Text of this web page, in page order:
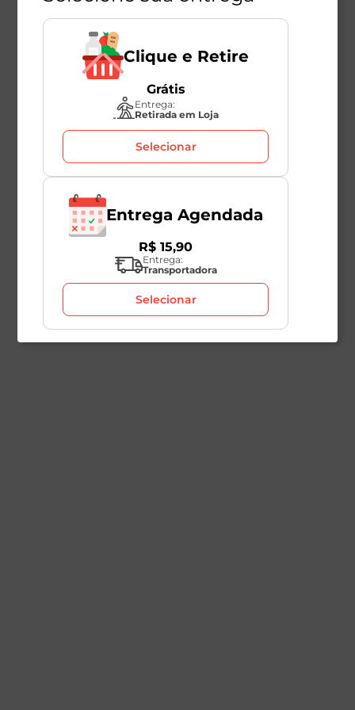
Clique e Retire
Grátis
Entrega:
Retirada em Loja
Selecionar
Entrega Agendada
R$ 15,90
Entrega:
Transportadora
Selecionar